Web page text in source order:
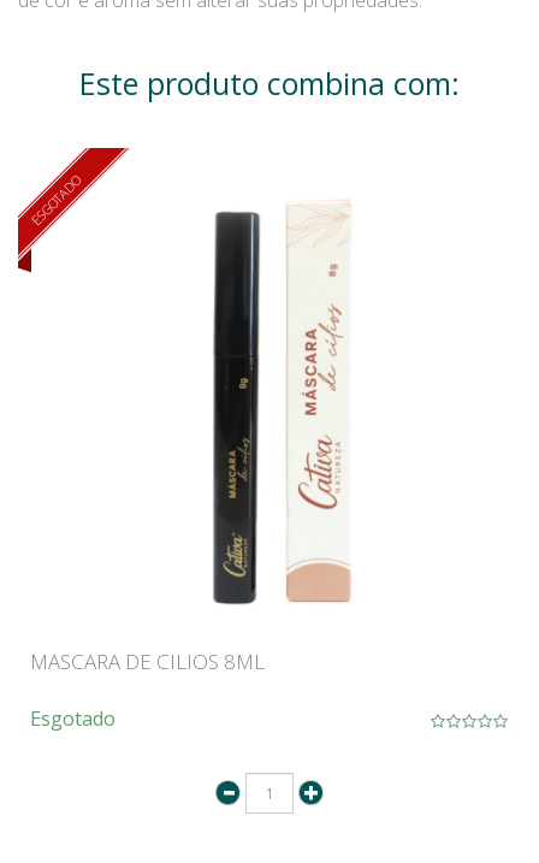
Este produto combina com:
ESGOTADO
MASCARA DE CILIOS 8ML
Esgotado